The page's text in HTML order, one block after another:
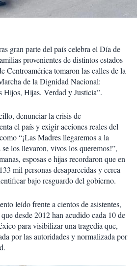
gran parte del país celebra el Día de
provenientes de distintos estados
Centroamérica tomaron las calles de la
de la Dignidad Nacional:
Hijos, Hijas, Verdad y Justicia”.
denunciar la crisis de
el país y exigir acciones reales del
“¡Las Madres llegaremos a la
los llevaron, vivos los queremos!”,
esposas e hijas recordaron que en
mil personas desaparecidas y cerca
bajo resguardo del gobierno.
leído frente a cientos de asistentes,
desde 2012 han acudido cada 10 de
para visibilizar una tragedia que,
por las autoridades y normalizada por